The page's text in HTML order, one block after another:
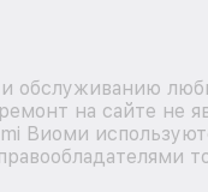
обслуживанию
на сайте не
Виоми